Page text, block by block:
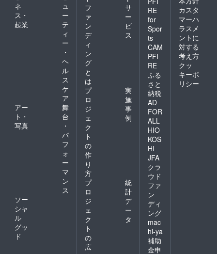
ネ
ス・
起業
ュ
ー
テ
ィ
ー
・
ヘ
ル
ス
ケ
ア
アー
ト・
写真
舞
台
・
パ
フ
ォ
ー
マ
ン
ス
ソー
シャ
ル
グッ
ド
フ
ァ
ン
デ
ィ
ン
グ
と
は
サ
ー
ビ
ス
プ
ロ
ジ
ェ
ク
ト
の
作
り
方
実
施
事
例
プ
ロ
ジ
ェ
ク
ト
の
広
統
計
デ
ー
タ
RE
for
Spor
ts
CAM
PFI
RE
ふる
さと
納税
AD
FOR
ALL
HIO
KOS
HI
JFA
クラ
ウド
ファ
ン
ディ
ング
mac
hi-ya
補助
金申
カスタ
マーハ
ラスメ
ントに
対する
考え方
クッ
キーポ
リシー